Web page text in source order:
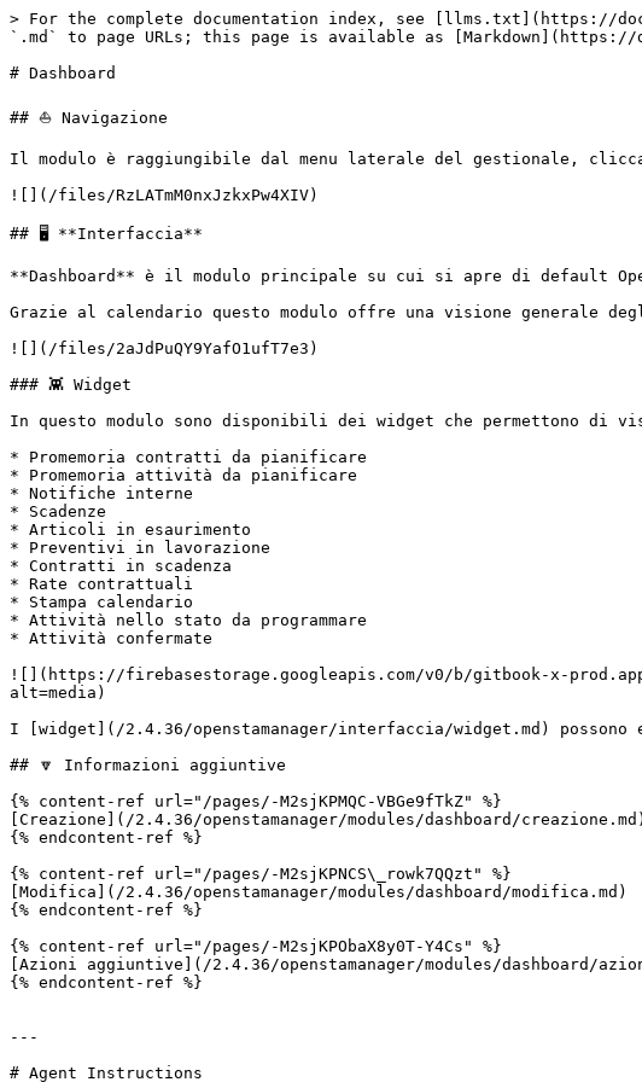
> For the complete documentation index, see [llms.txt](https://
`.md` to page URLs; this page is available as [Markdown](https://
# Dashboard
## ⛵ Navigazione
Il modulo è raggiungibile dal menu laterale del gestionale,
![](/files/RzLATmM0nxJzkxPw4XIV)
## 🖥️ **Interfaccia**
**Dashboard** è il modulo principale su cui si apre di default
Grazie al calendario questo modulo offre una visione
![](/files/2aJdPuQY9YafO1ufT7e3)
### 👾 Widget
In questo modulo sono disponibili dei widget che permettono di
* Promemoria contratti da pianificare
* Promemoria attività da pianificare
* Notifiche interne
* Scadenze
* Articoli in esaurimento
* Preventivi in lavorazione
* Contratti in scadenza
* Rate contrattuali
* Stampa calendario
* Attività nello stato da programmare
* Attività confermate
![](https://firebasestorage.googleapis.com/v0/b/gitbook-x-
alt=media)
I [widget](/2.4.36/openstamanager/interfaccia/widget.md)
## 🔽 Informazioni aggiuntive
{% content-ref url="/pages/-M2sjKPMQC-VBGe9fTkZ" %}
[Creazione](/2.4.36/openstamanager/modules/dashboard/creazione.md)
{% endcontent-ref %}
{% content-ref url="/pages/-M2sjKPNCS\_rowk7QQzt" %}
[Modifica](/2.4.36/openstamanager/modules/dashboard/modifica.md)
{% endcontent-ref %}
{% content-ref url="/pages/-M2sjKPObaX8y0T-Y4Cs" %}
[Azioni aggiuntive](/2.4.36/openstamanager/modules/dashboard/
{% endcontent-ref %}
---
# Agent Instructions